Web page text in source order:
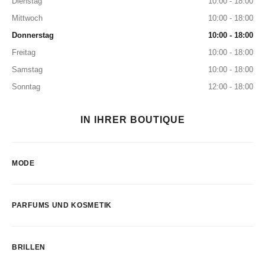
Mittwoch
10:00 - 18:00
Donnerstag
10:00 - 18:00
Freitag
10:00 - 18:00
Samstag
10:00 - 18:00
Sonntag
12:00 - 18:00
IN IHRER BOUTIQUE
MODE
PARFUMS UND KOSMETIK
BRILLEN